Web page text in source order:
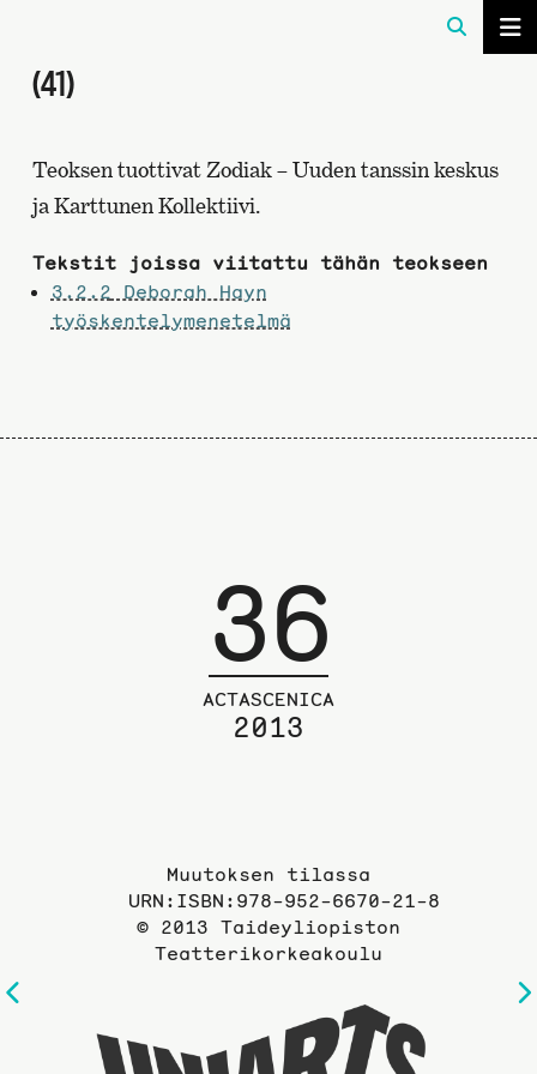
(41)
Teoksen tuottivat Zodiak – Uuden tanssin keskus
ja Karttunen Kollektiivi.
Tekstit joissa viitattu tähän teokseen
3.2.2 Deborah Hayn
työskentelymenetelmä
36
ACTASCENICA
2013
Muutoksen tilassa
URN:ISBN:978-952-6670-21-8
© 2013 Taideyliopiston
Teatterikorkeakoulu